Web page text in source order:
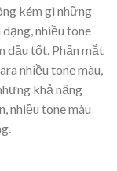
kém gì những
nhiều tone
dầu tốt. Phấn mắt
nhiều tone màu,
khả năng
nhiều tone màu